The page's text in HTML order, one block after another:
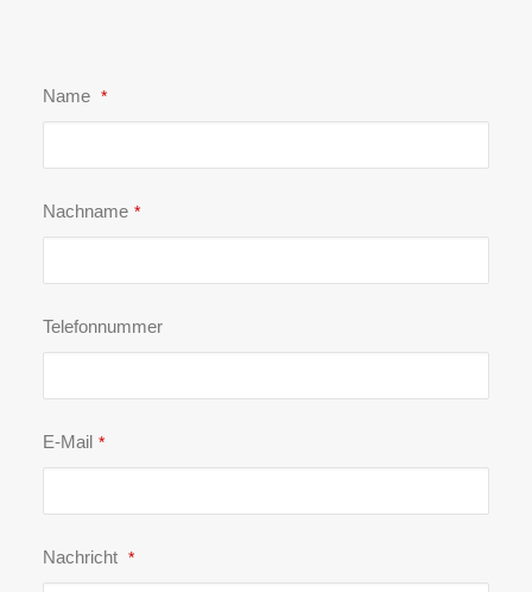
Name *
Nachname *
Telefonnummer
E-Mail *
Nachricht *